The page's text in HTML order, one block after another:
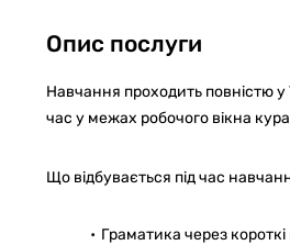
Опис послуги
Навчання проходить повністю у
час у межах робочого вікна
Що відбувається під час
Граматика через